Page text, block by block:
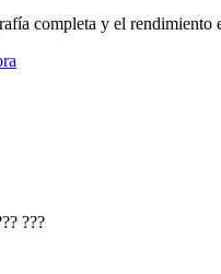
completa y el rendimiento
???